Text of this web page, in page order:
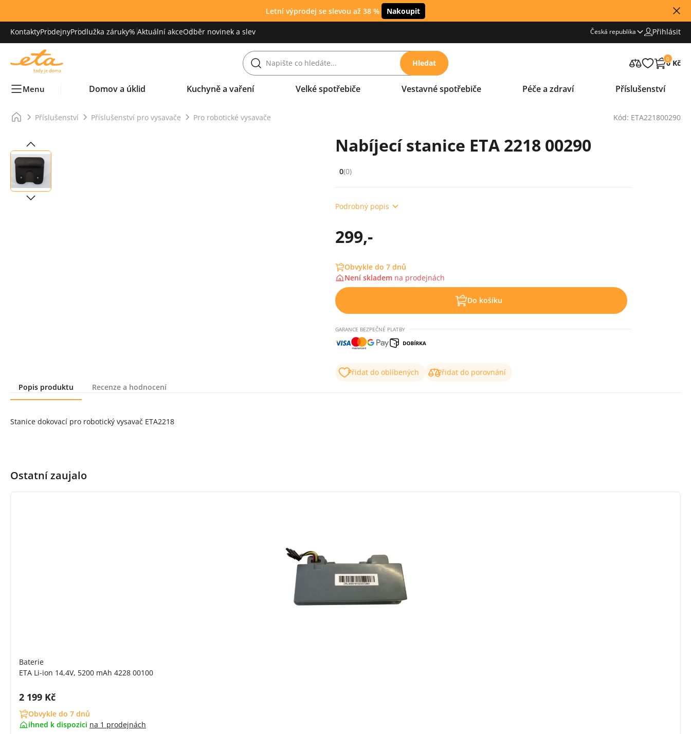
Letní výprodej se slevou až 38 % Nakoupit
KontaktyProdejnyProdlužka záruky% Aktuální akceOdběr novinek a slev Česká republika Přihlásit
Hledat 0
0 Kč
Menu Domov a úklid Kuchyně a vaření Velké spotřebiče Vestavné spotřebiče Péče a zdraví Příslušenství
Příslušenství Příslušenství pro vysavače Pro robotické vysavače Kód: ETA221800290
Nabíjecí stanice ETA 2218 00290
Hodnocení: 0 z 5 (0 recenzí)
0(0)
Podrobný popis
299,-
Obvykle do 7 dnů
Není skladem na prodejnách
Do košíku
GARANCE BEZPEČNÉ PLATBY
Přidat do oblíbených
Přidat do porovnání
Popis produktu
Recenze a hodnocení
Stanice dokovací pro robotický vysavač ETA2218
Ostatní zaujalo
Baterie
ETA Li-ion 14,4V, 5200 mAh 4228 00100
Cena s DPH:
2 199 Kč
Obvykle do 7 dnů
ihned k dispozici na 1 prodejnách